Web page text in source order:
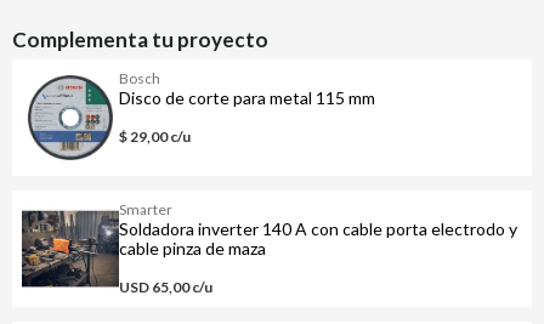
Complementa tu proyecto
Bosch
Disco de corte para metal 115 mm
$ 29,00 c/u
Smarter
Soldadora inverter 140 A con cable porta electrodo y
cable pinza de maza
USD 65,00 c/u